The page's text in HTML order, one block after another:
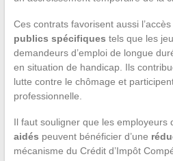
Ces contrats favorisent aussi
publics spécifiques tels que les
demandeurs d’emploi de longue
en situation de handicap. Ils
lutte contre le chômage et
professionnelle.
Il faut souligner que les employeurs
aidés peuvent bénéficier d’une
mécanisme du Crédit d’Impôt